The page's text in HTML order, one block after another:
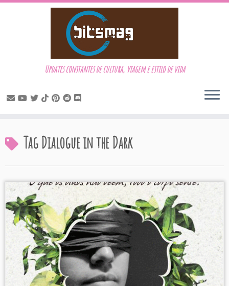
to
content
Updates constantes de cultura, viagem e estilo de vida
TagDialogue in the Dark